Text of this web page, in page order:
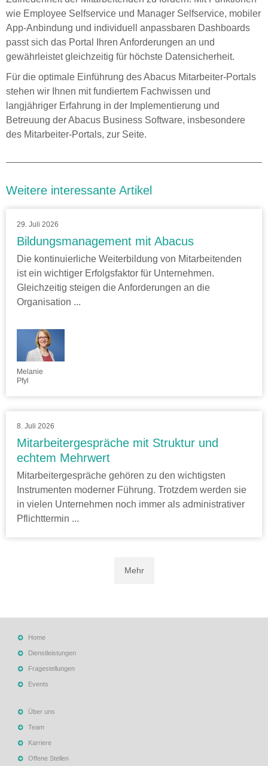
wie Employee Selfservice und Manager Selfservice, mobiler
App-Anbindung und individuell anpassbaren Dashboards
passt sich das Portal Ihren Anforderungen an und
gewährleistet gleichzeitig für höchste Datensicherheit.
Für die optimale Einführung des Abacus Mitarbeiter-Portals
stehen wir Ihnen mit fundiertem Fachwissen und
langjähriger Erfahrung in der Implementierung und
Betreuung der Abacus Business Software, insbesondere
des Mitarbeiter-Portals, zur Seite.
Weitere interessante Artikel
29. Juli 2026
Bildungsmanagement mit Abacus
Die kontinuierliche Weiterbildung von Mitarbeitenden
ist ein wichtiger Erfolgsfaktor für Unternehmen.
Gleichzeitig steigen die Anforderungen an die
Organisation ...
Melanie
Pfyl
8. Juli 2026
Mitarbeitergespräche mit Struktur und
echtem Mehrwert
Mitarbeitergespräche gehören zu den wichtigsten
Instrumenten moderner Führung. Trotzdem werden sie
in vielen Unternehmen noch immer als administrativer
Pflichttermin ...
Mehr
Home
Dienstleistungen
Fragestellungen
Events
Über uns
Team
Karriere
Offene Stellen